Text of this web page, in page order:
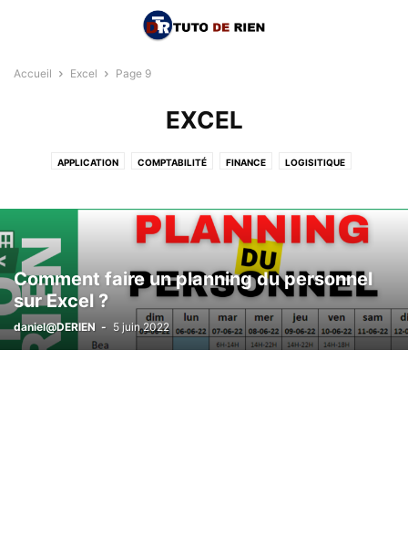
Accueil Excel Page 9
EXCEL
APPLICATION COMPTABILITÉ FINANCE LOGISITIQUE
Comment faire un planning du personnel
sur Excel ?
daniel@DERIEN - 5 juin 2022